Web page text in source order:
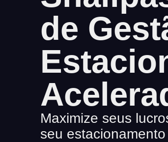
de
Maximize seus
seu